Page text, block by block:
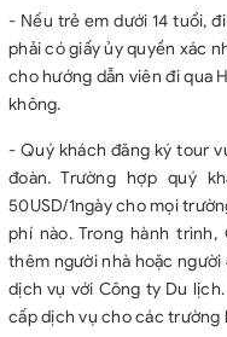
- Nếu trẻ em dưới 14 tuổi,
phải có giấy ủy quyền xác
cho hướng dẫn viên đi qua
không.
- Quý khách đăng ký tour
đoàn. Trường hợp quý
50USD/1ngày cho mọi
phí nào. Trong hành
thêm người nhà hoặc
dịch vụ với Công ty Du
cấp dịch vụ cho các trường